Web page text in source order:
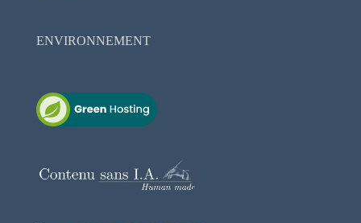
ENVIRONNEMENT